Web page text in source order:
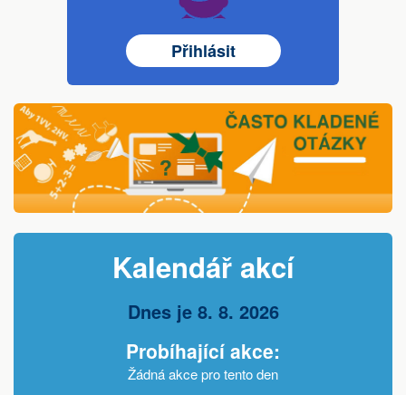
Přihlásit
Kalendář akcí
Dnes je 8. 8. 2026
Probíhající akce:
Žádná akce pro tento den